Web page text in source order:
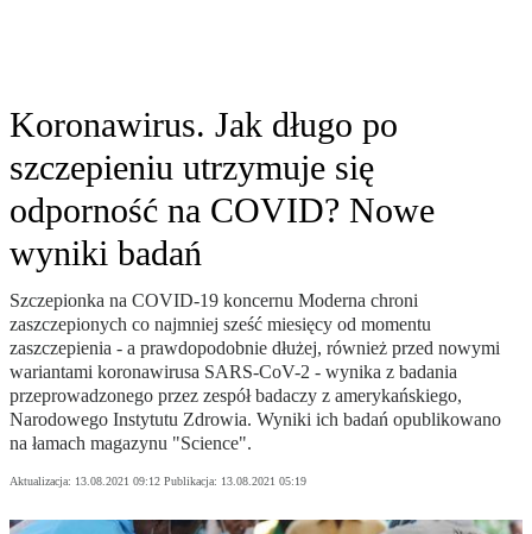
Koronawirus. Jak długo po
szczepieniu utrzymuje się
odporność na COVID? Nowe
wyniki badań
Szczepionka na COVID-19 koncernu Moderna chroni
zaszczepionych co najmniej sześć miesięcy od momentu
zaszczepienia - a prawdopodobnie dłużej, również przed nowymi
wariantami koronawirusa SARS-CoV-2 - wynika z badania
przeprowadzonego przez zespół badaczy z amerykańskiego,
Narodowego Instytutu Zdrowia. Wyniki ich badań opublikowano
na łamach magazynu "Science".
Aktualizacja: 13.08.2021 09:12 Publikacja: 13.08.2021 05:19